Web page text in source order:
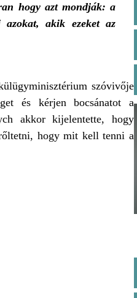
hogy azt mondják: a
akik ezeket az
szóvivője
és kérjen bocsánatot a
akkor kijelentette, hogy
hogy mit kell tenni a